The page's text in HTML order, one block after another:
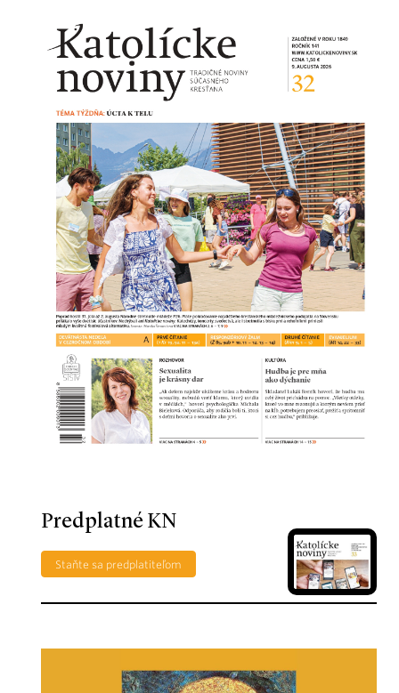
Predplatné KN
Staňte sa predplatiteľom